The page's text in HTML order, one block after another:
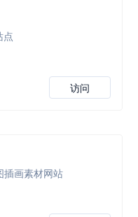
点
访问
插画素材网站